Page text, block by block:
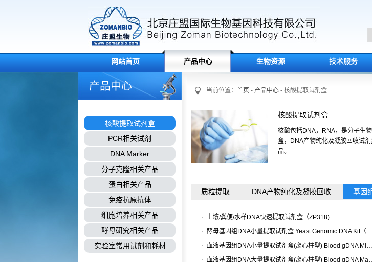
网站首页 产品中心 生物资源 技术服务
产品中心
核酸提取试剂盒
PCR相关试剂
DNA Marker
分子克隆相关产品
蛋白相关产品
免疫抗原抗体
细胞培养相关产品
酵母研究相关产品
实验室常用试剂和耗材
当前位置： 首页 - 产品中心 - 核酸提取试剂盒
核酸提取试剂盒
核酸包括DNA，RNA，是分子生
盒，DNA产物纯化及凝胶回收试
品。
质粒提取 DNA产物纯化及凝胶回收 基因
土壤/粪便/水样DNA快速提取试剂盒（ZP318)
酵母基因组DNA小量提取试剂盒 Yeast Genomic DNA Kit（ZP302）
血液基因组DNA小量提取试剂盒(离心柱型) Blood gDNA Miniprep Kit（ZP30……
血液基因组DNA大量提取试剂